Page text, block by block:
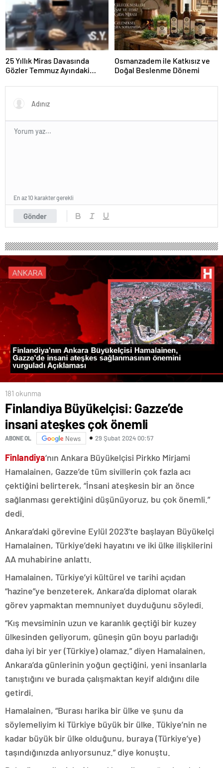
25 Yıllık Miras Davasında
Gözler Temmuz Ayındaki
Osmanzadem ile Katkısız ve
Doğal Beslenme Dönemi
Gönder
En az 10 karakter gerekli
181 okunma
Finlandiya Büyükelçisi: Gazze’de
insani ateşkes çok önemli
ABONE OL News 29 Şubat 2024 00:57
Finlandiya‘nın Ankara Büyükelçisi Pirkko Mirjami
Hamalainen, Gazze’de tüm sivillerin çok fazla acı
çektiğini belirterek, “İnsani ateşkesin bir an önce
sağlanması gerektiğini düşünüyoruz, bu çok önemli.”
dedi.
Ankara’daki görevine Eylül 2023’te başlayan Büyükelçi
Hamalainen, Türkiye’deki hayatını ve iki ülke ilişkilerini
AA muhabirine anlattı.
Hamalainen, Türkiye’yi kültürel ve tarihi açıdan
“hazine”ye benzeterek, Ankara’da diplomat olarak
görev yapmaktan memnuniyet duyduğunu söyledi.
“Kış mevsiminin uzun ve karanlık geçtiği bir kuzey
ülkesinden geliyorum, güneşin gün boyu parladığı
daha iyi bir yer (Türkiye) olamaz.” diyen Hamalainen,
Ankara’da günlerinin yoğun geçtiğini, yeni insanlarla
tanıştığını ve burada çalışmaktan keyif aldığını dile
getirdi.
Hamalainen, “Burası harika bir ülke ve şunu da
söylemeliyim ki Türkiye büyük bir ülke. Tükiye’nin ne
kadar büyük bir ülke olduğunu, buraya (Türkiye’ye)
taşındığınızda anlıyorsunuz.” diye konuştu.